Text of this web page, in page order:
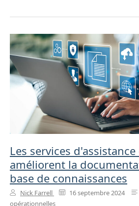
Les services
améliorent la
base de connaissances
Nick Farrell 16 septembre 2024
opérationnelles